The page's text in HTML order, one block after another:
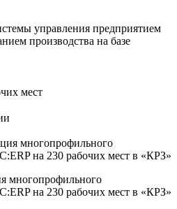
управления предприятием
производства на базе
мест
многопрофильного
на 230 рабочих мест в «КРЗ»